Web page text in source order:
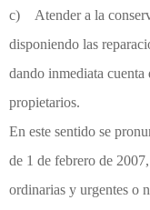
c) Atender a la
disponiendo las
dando inmediata cuenta
propietarios.
En este sentido se
de 1 de febrero de
ordinarias y urgentes o